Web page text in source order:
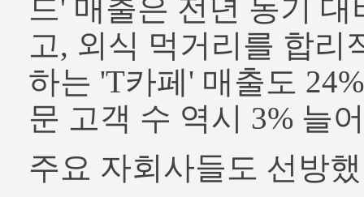
드' 매출은 전년 동기 대
고, 외식 먹거리를 합리
하는 'T카페' 매출도
문 고객 수 역시 3% 늘
주요 자회사들도 선방